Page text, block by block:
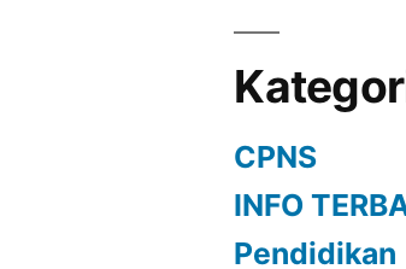
CPNS
INFO
Pendidikan